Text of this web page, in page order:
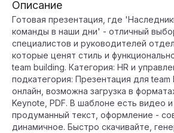
Описание
Готовая презентация, где
команды в наши дни' - отличный
специалистов и руководителей
которые ценят стиль и
team building. Категория: HR и
подкатегория: Презентация для team
онлайн, возможна загрузка в
Keynote, PDF. В шаблоне есть видео и
продуманный текст, оформление -
динамичное. Быстро скачивайте,